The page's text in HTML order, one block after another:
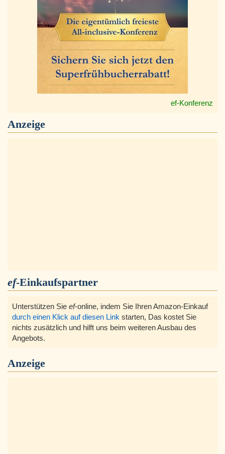
ef-Konferenz
Anzeige
ef-Einkaufspartner
Unterstützen Sie ef-online, indem Sie Ihren Amazon-Einkauf
durch einen Klick auf diesen Link starten, Das kostet Sie
nichts zusätzlich und hilft uns beim weiteren Ausbau des
Angebots.
Anzeige